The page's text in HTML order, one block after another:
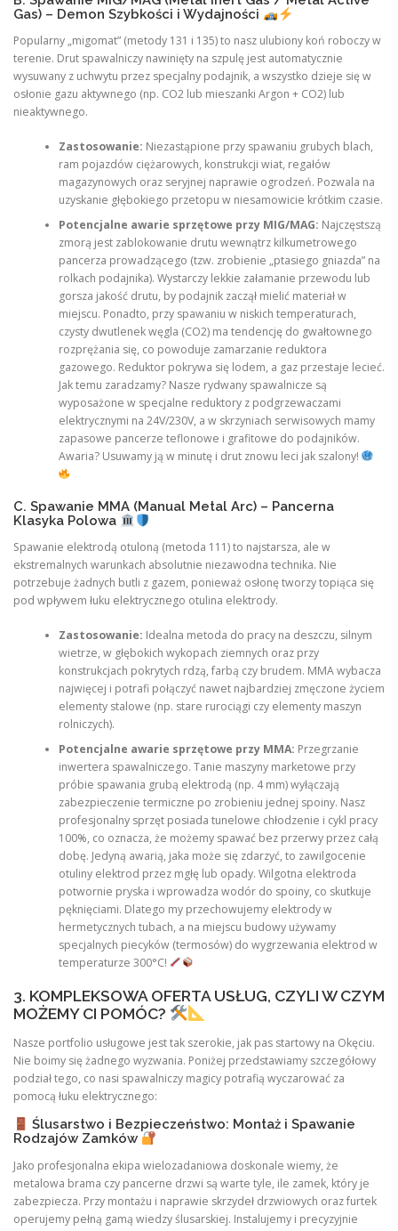
Gas) – Demon Szybkości i Wydajności
Popularny „migomat” (metody 131 i 135) to nasz ulubiony koń roboczy w
terenie. Drut spawalniczy nawinięty na szpulę jest automatycznie
wysuwany z uchwytu przez specjalny podajnik, a wszystko dzieje się w
osłonie gazu aktywnego (np. CO2 lub mieszanki Argon + CO2) lub
nieaktywnego.
Zastosowanie: Niezastąpione przy spawaniu grubych blach,
ram pojazdów ciężarowych, konstrukcji wiat, regałów
magazynowych oraz seryjnej naprawie ogrodzeń. Pozwala na
uzyskanie głębokiego przetopu w niesamowicie krótkim czasie.
Potencjalne awarie sprzętowe przy MIG/MAG: Najczęstszą
zmorą jest zablokowanie drutu wewnątrz kilkumetrowego
pancerza prowadzącego (tzw. zrobienie „ptasiego gniazda” na
rolkach podajnika). Wystarczy lekkie załamanie przewodu lub
gorsza jakość drutu, by podajnik zaczął mielić materiał w
miejscu. Ponadto, przy spawaniu w niskich temperaturach,
czysty dwutlenek węgla (CO2) ma tendencję do gwałtownego
rozprężania się, co powoduje zamarzanie reduktora
gazowego. Reduktor pokrywa się lodem, a gaz przestaje lecieć.
Jak temu zaradzamy? Nasze rydwany spawalnicze są
wyposażone w specjalne reduktory z podgrzewaczami
elektrycznymi na 24V/230V, a w skrzyniach serwisowych mamy
zapasowe pancerze teflonowe i grafitowe do podajników.
Awaria? Usuwamy ją w minutę i drut znowu leci jak szalony!
C. Spawanie MMA (Manual Metal Arc) – Pancerna
Klasyka Polowa
Spawanie elektrodą otuloną (metoda 111) to najstarsza, ale w
ekstremalnych warunkach absolutnie niezawodna technika. Nie
potrzebuje żadnych butli z gazem, ponieważ osłonę tworzy topiąca się
pod wpływem łuku elektrycznego otulina elektrody.
Zastosowanie: Idealna metoda do pracy na deszczu, silnym
wietrze, w głębokich wykopach ziemnych oraz przy
konstrukcjach pokrytych rdzą, farbą czy brudem. MMA wybacza
najwięcej i potrafi połączyć nawet najbardziej zmęczone życiem
elementy stalowe (np. stare rurociągi czy elementy maszyn
rolniczych).
Potencjalne awarie sprzętowe przy MMA: Przegrzanie
inwertera spawalniczego. Tanie maszyny marketowe przy
próbie spawania grubą elektrodą (np. 4 mm) wyłączają
zabezpieczenie termiczne po zrobieniu jednej spoiny. Nasz
profesjonalny sprzęt posiada tunelowe chłodzenie i cykl pracy
100%, co oznacza, że możemy spawać bez przerwy przez całą
dobę. Jedyną awarią, jaka może się zdarzyć, to zawilgocenie
otuliny elektrod przez mgłę lub opady. Wilgotna elektroda
potwornie pryska i wprowadza wodór do spoiny, co skutkuje
pęknięciami. Dlatego my przechowujemy elektrody w
hermetycznych tubach, a na miejscu budowy używamy
specjalnych piecyków (termosów) do wygrzewania elektrod w
temperaturze 300°C!
3. KOMPLEKSOWA OFERTA USŁUG, CZYLI W CZYM
MOŻEMY CI POMÓC?
Nasze portfolio usługowe jest tak szerokie, jak pas startowy na Okęciu.
Nie boimy się żadnego wyzwania. Poniżej przedstawiamy szczegółowy
podział tego, co nasi spawalniczy magicy potrafią wyczarować za
pomocą łuku elektrycznego:
Ślusarstwo i Bezpieczeństwo: Montaż i Spawanie
Rodzajów Zamków
Jako profesjonalna ekipa wielozadaniowa doskonale wiemy, że
metalowa brama czy pancerne drzwi są warte tyle, ile zamek, który je
zabezpiecza. Przy montażu i naprawie skrzydeł drzwiowych oraz furtek
operujemy pełną gamą wiedzy ślusarskiej. Instalujemy i precyzyjnie